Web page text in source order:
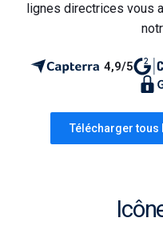
lignes directrices vous
4,9/5
Télécharger tous